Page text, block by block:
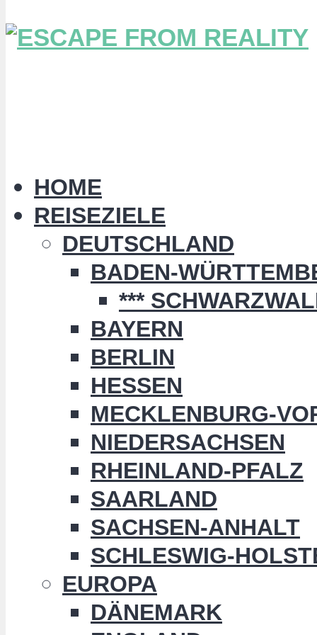
HOME
REISEZIELE
DEUTSCHLAND
BADEN-
***
BAYERN
BERLIN
HESSEN
MECKLENBURG-
NIEDERSACHSEN
RHEINLAND-PFALZ
SAARLAND
SACHSEN-ANHALT
SCHLESWIG-
EUROPA
DÄNEMARK